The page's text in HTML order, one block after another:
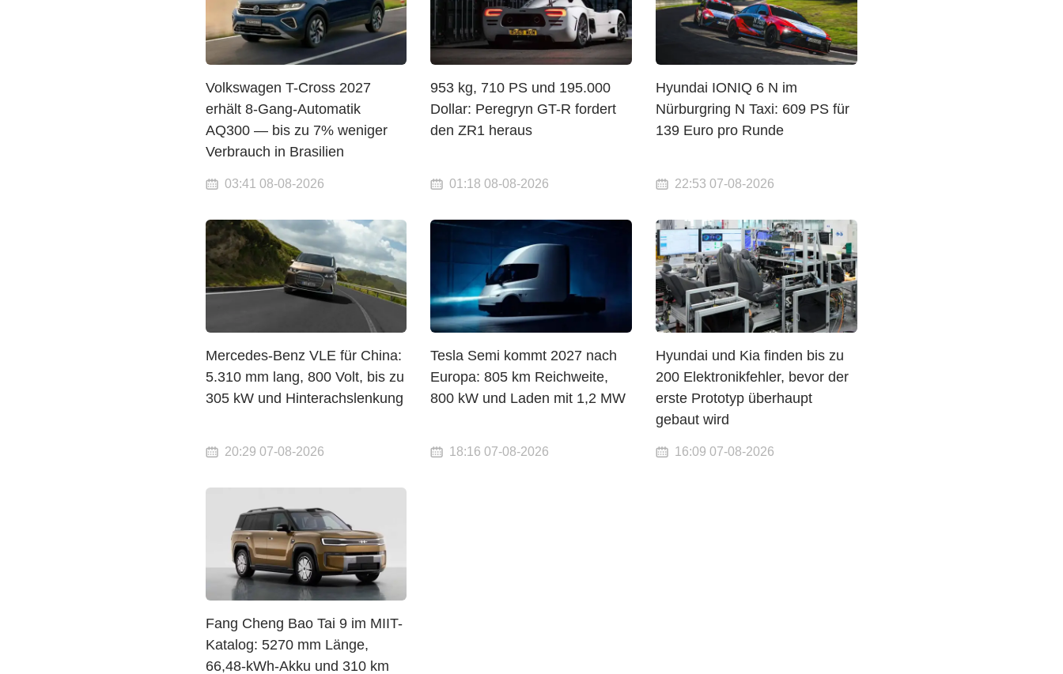
Volkswagen T-Cross 2027
erhält 8-Gang-Automatik
AQ300 — bis zu 7% weniger
Verbrauch in Brasilien
03:41 08-08-2026
953 kg, 710 PS und 195.000
Dollar: Peregryn GT-R fordert
den ZR1 heraus
01:18 08-08-2026
Hyundai IONIQ 6 N im
Nürburgring N Taxi: 609 PS für
139 Euro pro Runde
22:53 07-08-2026
Mercedes-Benz VLE für China:
5.310 mm lang, 800 Volt, bis zu
305 kW und Hinterachslenkung
20:29 07-08-2026
Tesla Semi kommt 2027 nach
Europa: 805 km Reichweite,
800 kW und Laden mit 1,2 MW
18:16 07-08-2026
Hyundai und Kia finden bis zu
200 Elektronikfehler, bevor der
erste Prototyp überhaupt
gebaut wird
16:09 07-08-2026
Fang Cheng Bao Tai 9 im MIIT-
Katalog: 5270 mm Länge,
66,48-kWh-Akku und 310 km